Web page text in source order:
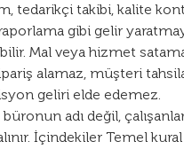
tedarikçi takibi, kalite
gibi gelir
Mal veya hizmet
alamaz, müşteri
geliri elde edemez.
adı değil,
İçindekiler Temel